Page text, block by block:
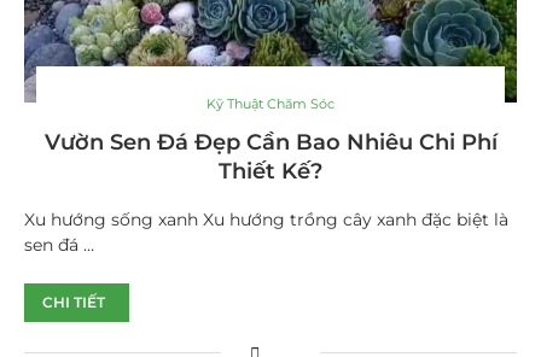
Kỹ Thuật Chăm Sóc
Vườn Sen Đá Đẹp Cần Bao Nhiêu Chi Phí
Thiết Kế?
Xu hướng sống xanh Xu hướng trồng cây xanh đặc biệt là
sen đá …
CHI TIẾT